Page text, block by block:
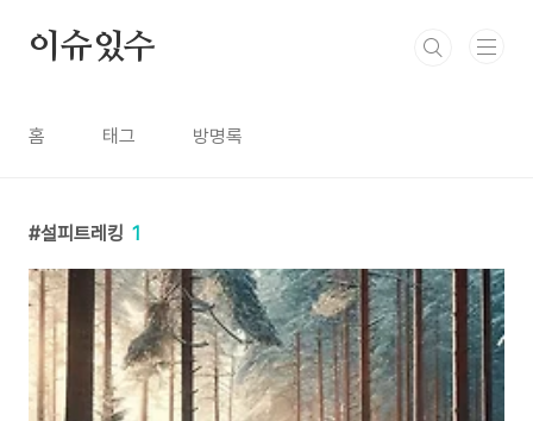
이슈있수
홈 태그 방명록
설피트레킹 1